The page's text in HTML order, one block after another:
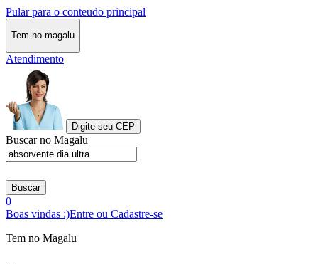
Pular para o conteudo principal
Tem no magalu
Atendimento
Digite seu CEP
Buscar no Magalu
Buscar
0
Boas vindas :)Entre ou Cadastre-se
Tem no Magalu